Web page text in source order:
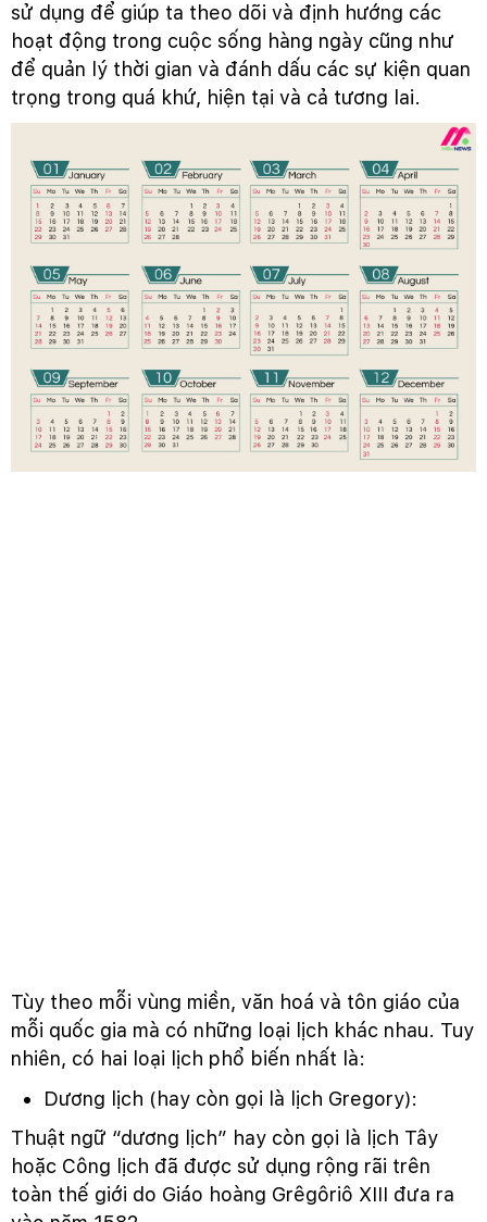
sử dụng để giúp ta theo dõi và định hướng các
hoạt động trong cuộc sống hàng ngày cũng như
để quản lý thời gian và đánh dấu các sự kiện quan
trọng trong quá khứ, hiện tại và cả tương lai.
Tùy theo mỗi vùng miền, văn hoá và tôn giáo của
mỗi quốc gia mà có những loại lịch khác nhau. Tuy
nhiên, có hai loại lịch phổ biến nhất là:
Dương lịch (hay còn gọi là lịch Gregory):
Thuật ngữ “dương lịch” hay còn gọi là lịch Tây
hoặc Công lịch đã được sử dụng rộng rãi trên
toàn thế giới do Giáo hoàng Grêgôriô XIII đưa ra